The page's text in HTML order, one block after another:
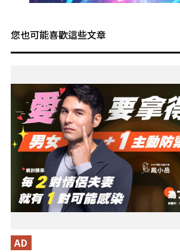
您也可能喜歡這些文章
AD